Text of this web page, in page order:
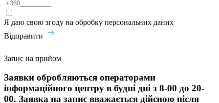
Я даю свою згоду на обробку персональних даних
Відправити
Запис на прийом
Заявки обробляються операторами
інформаційного центру в будні дні з 8-00 до 20-
00. Заявка на запис вважається дійсною після